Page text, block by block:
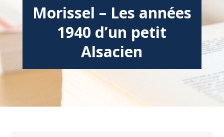
Morissel – Les années
1940 d’un petit
Alsacien